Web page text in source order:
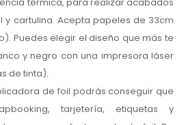
cartulina. Acepta papeles de 33cm
Puedes elegir el diseño que más te
y negro con una impresora láser
de tinta).
de foil podrás conseguir que
tarjetería, etiquetas y